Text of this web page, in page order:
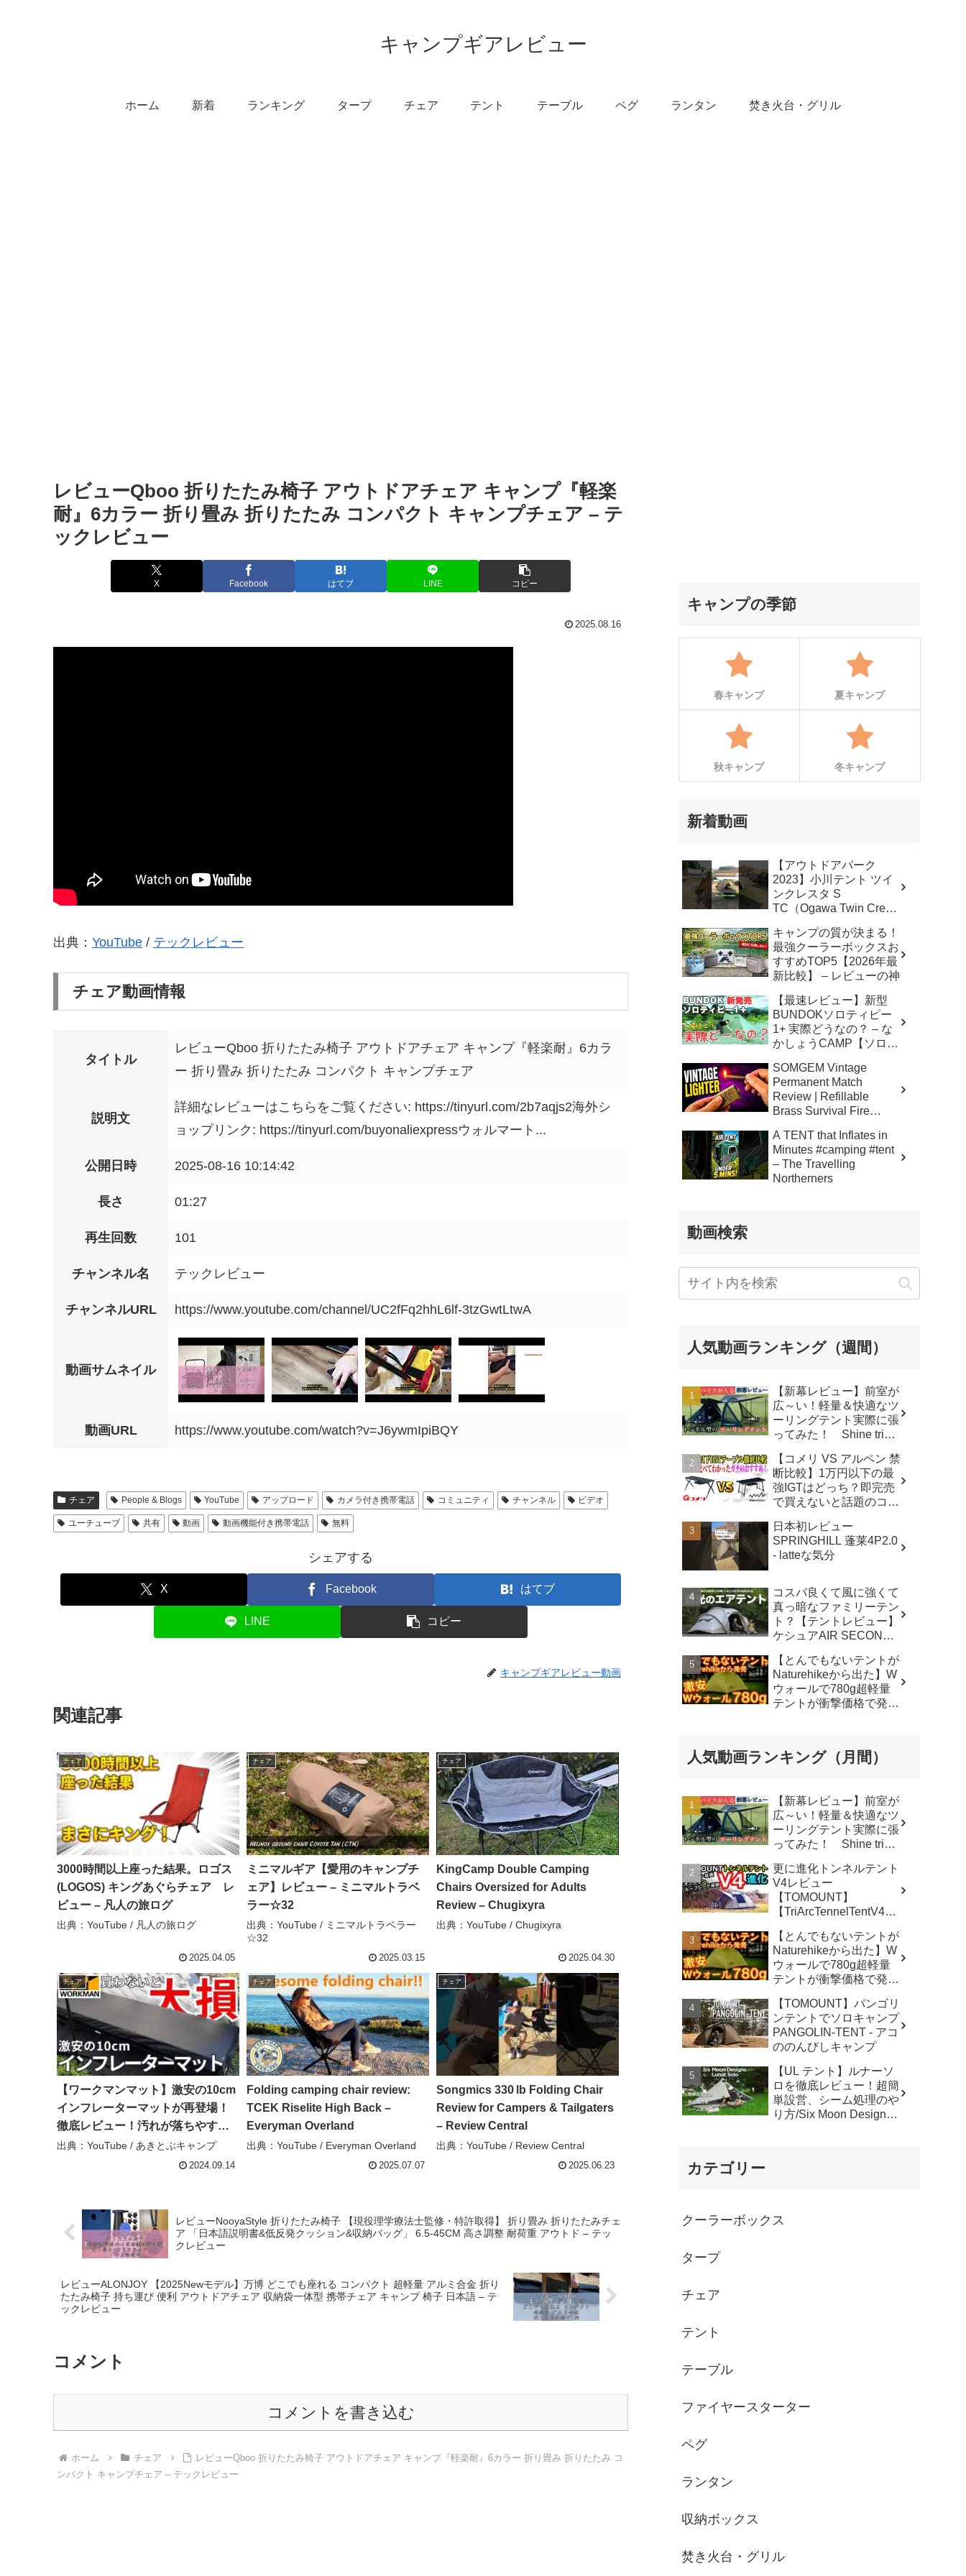
キャンプギアレビュー
ホーム 新着 ランキング タープ チェア テント テーブル ペグ ランタン 焚き火台・グリル
レビューQboo 折りたたみ椅子 アウトドアチェア キャンプ『軽楽
耐』6カラー 折り畳み 折りたたみ コンパクト キャンプチェア – テ
ックレビュー
X Facebook はてブ LINE コピー
2025.08.16
出典： YouTube / テックレビュー
チェア動画情報
タイトル
レビューQboo 折りたたみ椅子 アウトドアチェア キャンプ『軽楽耐』6カラ
ー 折り畳み 折りたたみ コンパクト キャンプチェア
説明文
詳細なレビューはこちらをご覧ください: https://tinyurl.com/2b7aqjs2海外シ
ョップリンク: https://tinyurl.com/buyonaliexpressウォルマート...
公開日時 2025-08-16 10:14:42
長さ 01:27
再生回数 101
チャンネル名 テックレビュー
チャンネルURL https://www.youtube.com/channel/UC2fFq2hhL6lf-3tzGwtLtwA
動画サムネイル
動画URL https://www.youtube.com/watch?v=J6ywmIpiBQY
チェア People & Blogs YouTube アップロード カメラ付き携帯電話 コミュニティ チャンネル ビデオ
ユーチューブ 共有 動画 動画機能付き携帯電話 無料
シェアする
X Facebook はてブ
LINE コピー
キャンプギアレビュー動画
関連記事
チェア
3000時間以上座った結果。ロゴス
(LOGOS) キングあぐらチェア レ
ビュー – 凡人の旅ログ
出典：YouTube / 凡人の旅ログ
2025.04.05
チェア
ミニマルギア【愛用のキャンプチ
ェア】レビュー – ミニマルトラベ
ラー☆32
出典：YouTube / ミニマルトラベラー
☆32
2025.03.15
チェア
KingCamp Double Camping
Chairs Oversized for Adults
Review – Chugixyra
出典：YouTube / Chugixyra
2025.04.30
チェア
【ワークマンマット】激安の10cm
インフレーターマットが再登場！
徹底レビュー！汚れが落ちやすい
角張10cmインフレーターマット –
出典：YouTube / あきとぶキャンプ
2024.09.14
チェア
Folding camping chair review:
TCEK Riselite High Back –
Everyman Overland
出典：YouTube / Everyman Overland
2025.07.07
チェア
Songmics 330 lb Folding Chair
Review for Campers & Tailgaters
– Review Central
出典：YouTube / Review Central
2025.06.23
レビューNooyaStyle 折りたたみ椅子 【現役理学療法士監修・特許取得】 折り畳み 折りたたみチェ
ア 「日本語説明書&低反発クッション&収納バッグ」 6.5-45CM 高さ調整 耐荷重 アウトド – テッ
クレビュー
レビューALONJOY 【2025Newモデル】万博 どこでも座れる コンパクト 超軽量 アルミ合金 折り
たたみ椅子 持ち運び 便利 アウトドアチェア 収納袋一体型 携帯チェア キャンプ 椅子 日本語 – テ
ックレビュー
コメント
コメントを書き込む
ホーム チェア
レビューQboo 折りたたみ椅子 アウトドアチェア キャンプ『軽楽耐』6カラー 折り畳み 折りたたみ コ
ンパクト キャンプチェア – テックレビュー
キャンプの季節
春キャンプ 夏キャンプ
秋キャンプ 冬キャンプ
新着動画
【アウトドアパーク
2023】小川テント ツイ
ンクレスタ S
TC（Ogawa Twin Cresta
介 #Short #ショート –
akoakoa
キャンプの質が決まる！
最強クーラーボックスお
すすめTOP5【2026年最
新比較】 – レビューの神
【最速レビュー】新型
BUNDOKソロティピー
1+ 実際どうなの？ – な
かしょうCAMP【ソロキ
ン】
SOMGEM Vintage
Permanent Match
Review | Refillable
Brass Survival Fire
Honest Reviews
A TENT that Inflates in
Minutes #camping #tent
– The Travelling
Northerners
動画検索
人気動画ランキング（週間）
【新幕レビュー】前室が
広～い！軽量＆快適なツ
ーリングテント実際に張
ってみた！ Shine trip
な気分
【コメリ VS アルペン 禁
断比較】1万円以下の最
強IGTはどっち？即完売
で買えないと話題のコメ
ー！【アウトドアシステ
ムテーブル VS アルミユ
ニットテーブル】 - ヤミ
日本初レビュー
SPRINGHILL 蓬莱4P2.0
- latteな気分
コスパ良くて風に強くて
真っ暗なファミリーテン
ト？【テントレビュー】
ケシュアAIR SECONDS
FRESH&BLACK - 脱サ
ラ さいとう夫婦
【とんでもないテントが
Naturehikeから出た】W
ウォールで780g超軽量
テントが衝撃価格で発売
【アウトドア】#855 -
人気動画ランキング（月間）
【新幕レビュー】前室が
広～い！軽量＆快適なツ
ーリングテント実際に張
ってみた！ Shine trip
な気分
更に進化トンネルテント
V4レビュー
【TOMOUNT】
【TriArcTennelTentV4】
カ】
【とんでもないテントが
Naturehikeから出た】W
ウォールで780g超軽量
テントが衝撃価格で発売
解説の保存版【ULギ
ア】【キャンプ道具】
【アウトドア】#855 -
Hurricane Camp / ハリケ
ーンキャンプ
【TOMOUNT】パンゴリ
ンテントでソロキャンプ
PANGOLIN-TENT - アコ
ののんびしキャンプ
【UL テント】ルナーソ
ロを徹底レビュー！超簡
単設営、シーム処理のや
り方/Six Moon Designs
カテゴリー
クーラーボックス
タープ
チェア
テント
テーブル
ファイヤースターター
ペグ
ランタン
収納ボックス
焚き火台・グリル